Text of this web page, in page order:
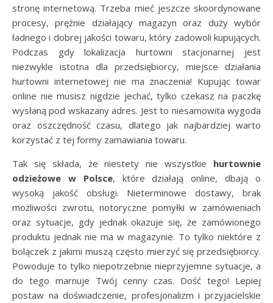
stronę internetową. Trzeba mieć jeszcze skoordynowane
procesy, prężnie działający magazyn oraz duży wybór
ładnego i dobrej jakości towaru, który zadowoli kupujących.
Podczas gdy lokalizacja hurtowni stacjonarnej jest
niezwykle istotna dla przedsiębiorcy, miejsce działania
hurtowni internetowej nie ma znaczenia! Kupując towar
online nie musisz nigdzie jechać, tylko czekasz na paczkę
wysłaną pod wskazany adres. Jest to niesamowita wygoda
oraz oszczędność czasu, dlatego jak najbardziej warto
korzystać z tej formy zamawiania towaru.
Tak się składa, że niestety nie wszystkie hurtownie
odzieżowe w Polsce, które działają online, dbają o
wysoką jakość obsługi. Nieterminowe dostawy, brak
możliwości zwrotu, notoryczne pomyłki w zamówieniach
oraz sytuacje, gdy jednak okazuje się, że zamówionego
produktu jednak nie ma w magazynie. To tylko niektóre z
bolączek z jakimi muszą często mierzyć się przedsiębiorcy.
Powoduje to tylko niepotrzebnie nieprzyjemne sytuacje, a
do tego marnuje Twój cenny czas. Dość tego! Lepiej
postaw na doświadczenie, profesjonalizm i przyjacielskie